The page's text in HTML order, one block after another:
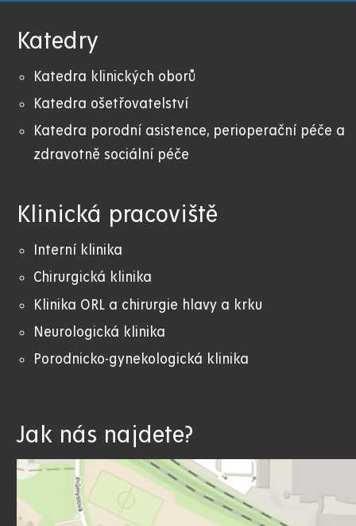
Katedry
Katedra klinických oborů
Katedra ošetřovatelství
Katedra porodní asistence, perioperační péče a
zdravotně sociální péče
Klinická pracoviště
Interní klinika
Chirurgická klinika
Klinika ORL a chirurgie hlavy a krku
Neurologická klinika
Porodnicko-gynekologická klinika
Jak nás najdete?